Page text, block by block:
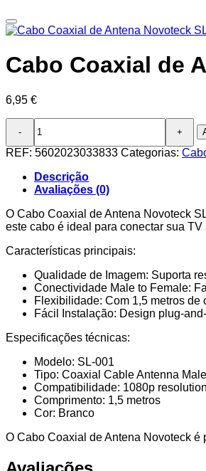
Cabo Coaxial de
6,95 €
Quantidade
Cabo
Antena
SL-
001
Macho
Fêmea,
1,5m
REF: 5602023033833 Categorias:
Descrição
Avaliações (0)
O Cabo Coaxial de Antena Novoteck
este cabo é ideal para conectar sua
Características principais:
Qualidade de Imagem: Suporta
Conectividade Male to Female:
Flexibilidade: Com 1,5 metros
Fácil Instalação: Design plug-
Especificações técnicas:
Modelo: SL-001
Tipo: Coaxial Cable Antenna
Compatibilidade: 1080p
Comprimento: 1,5 metros
Cor: Branco
O Cabo Coaxial de Antena Novoteck